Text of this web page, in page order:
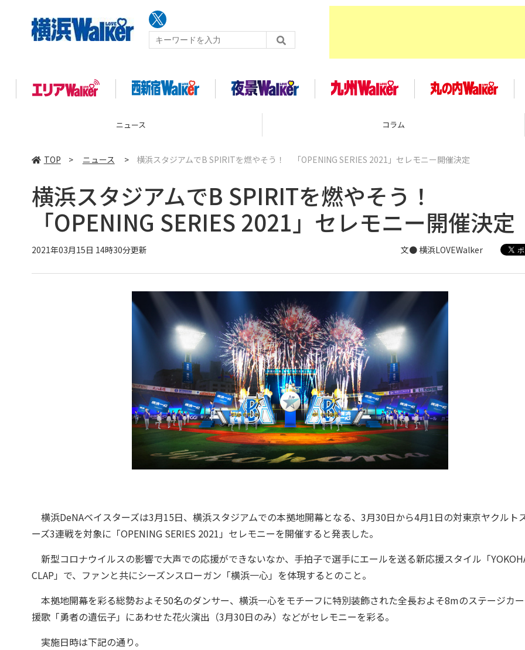
ニュース コラム
TOP > ニュース > 横浜スタジアムでB SPIRITを燃やそう！ 「OPENING SERIES 2021」セレモニー開催決定
横浜スタジアムでB SPIRITを燃やそう！
「OPENING SERIES 2021」セレモニー開催決定
2021年03月15日 14時30分更新 文● 横浜LOVEWalker
横浜DeNAベイスターズは3月15日、横浜スタジアムでの本拠地開幕となる、3月30日から4月1日の対東京ヤクルト
ーズ3連戦を対象に「OPENING SERIES 2021」セレモニーを開催すると発表した。
新型コロナウイルスの影響で大声での応援ができないなか、手拍子で選手にエールを送る新応援スタイル「
CLAP」で、ファンと共にシーズンスローガン「横浜一心」を体現するとのこと。
本拠地開幕を彩る総勢およそ50名のダンサー、横浜一心をモチーフに特別装飾された全長およそ8mのステージカ
援歌「勇者の遺伝子」にあわせた花火演出（3月30日のみ）などがセレモニーを彩る。
実施日時は下記の通り。